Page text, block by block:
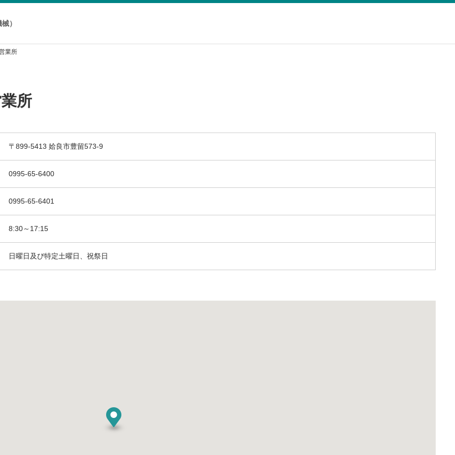
）
業所
所
〒899-5413 姶良市豊留573-9
0995-65-6400
0995-65-6401
8:30～17:15
日曜日及び特定土曜日、祝祭日